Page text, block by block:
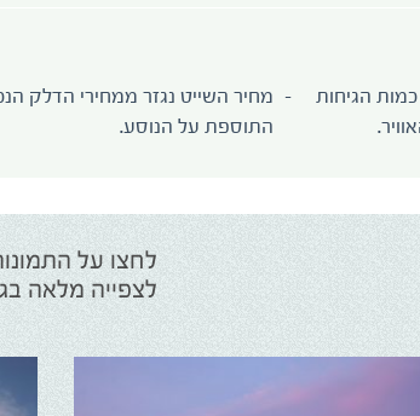
הגיחות
התוספת על הנוסע.